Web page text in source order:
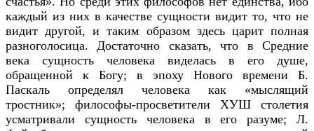
каждый из них в качестве сущности видит то, что не
видит другой, и таким образом здесь царит полная
разноголосица. Достаточно сказать, что в Средние
века сущность человека виделась в его душе,
обращенной к Богу; в эпоху Нового времени Б.
Паскаль определял человека как «мыслящий
тростник»; философы-просветители ХУШ столетия
усматривали сущность человека в его разуме; Л.